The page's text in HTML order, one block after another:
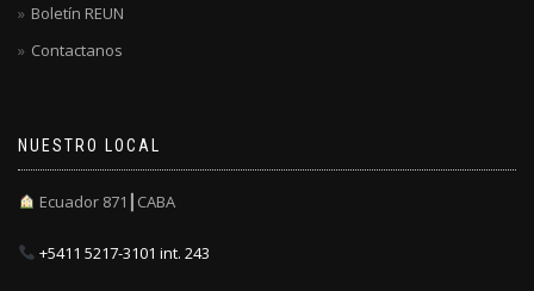
Boletín REUN
Contactanos
NUESTRO LOCAL
Ecuador 871┃CABA
+5411 5217-3101 int. 243